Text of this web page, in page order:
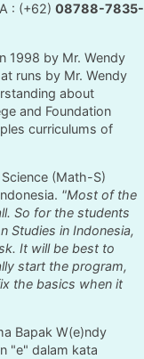
: (+62) 08788-7835-
1998 by Mr. Wendy
runs by Mr. Wendy
about
and Foundation
curriculums of
(Math-S)
"Most of the
So for the students
Studies in Indonesia,
It will be best to
start the program,
the basics when it
Bapak W(e)ndy
"e" dalam kata